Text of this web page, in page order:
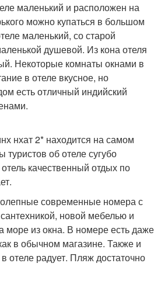
маленький и расположен на
можно купаться в большом
маленький, со старой
душевой. Из кона отеля
Некоторые комнаты окнами в
в отеле вкусное, но
есть отличный индийский
нхат 2* находится на самом
об отеле сугубо
качественный отдых по
современные номера с
новой мебелью и
из окна. В номере есть даже
в обычном магазине. Также и
отеле радует. Пляж достаточно